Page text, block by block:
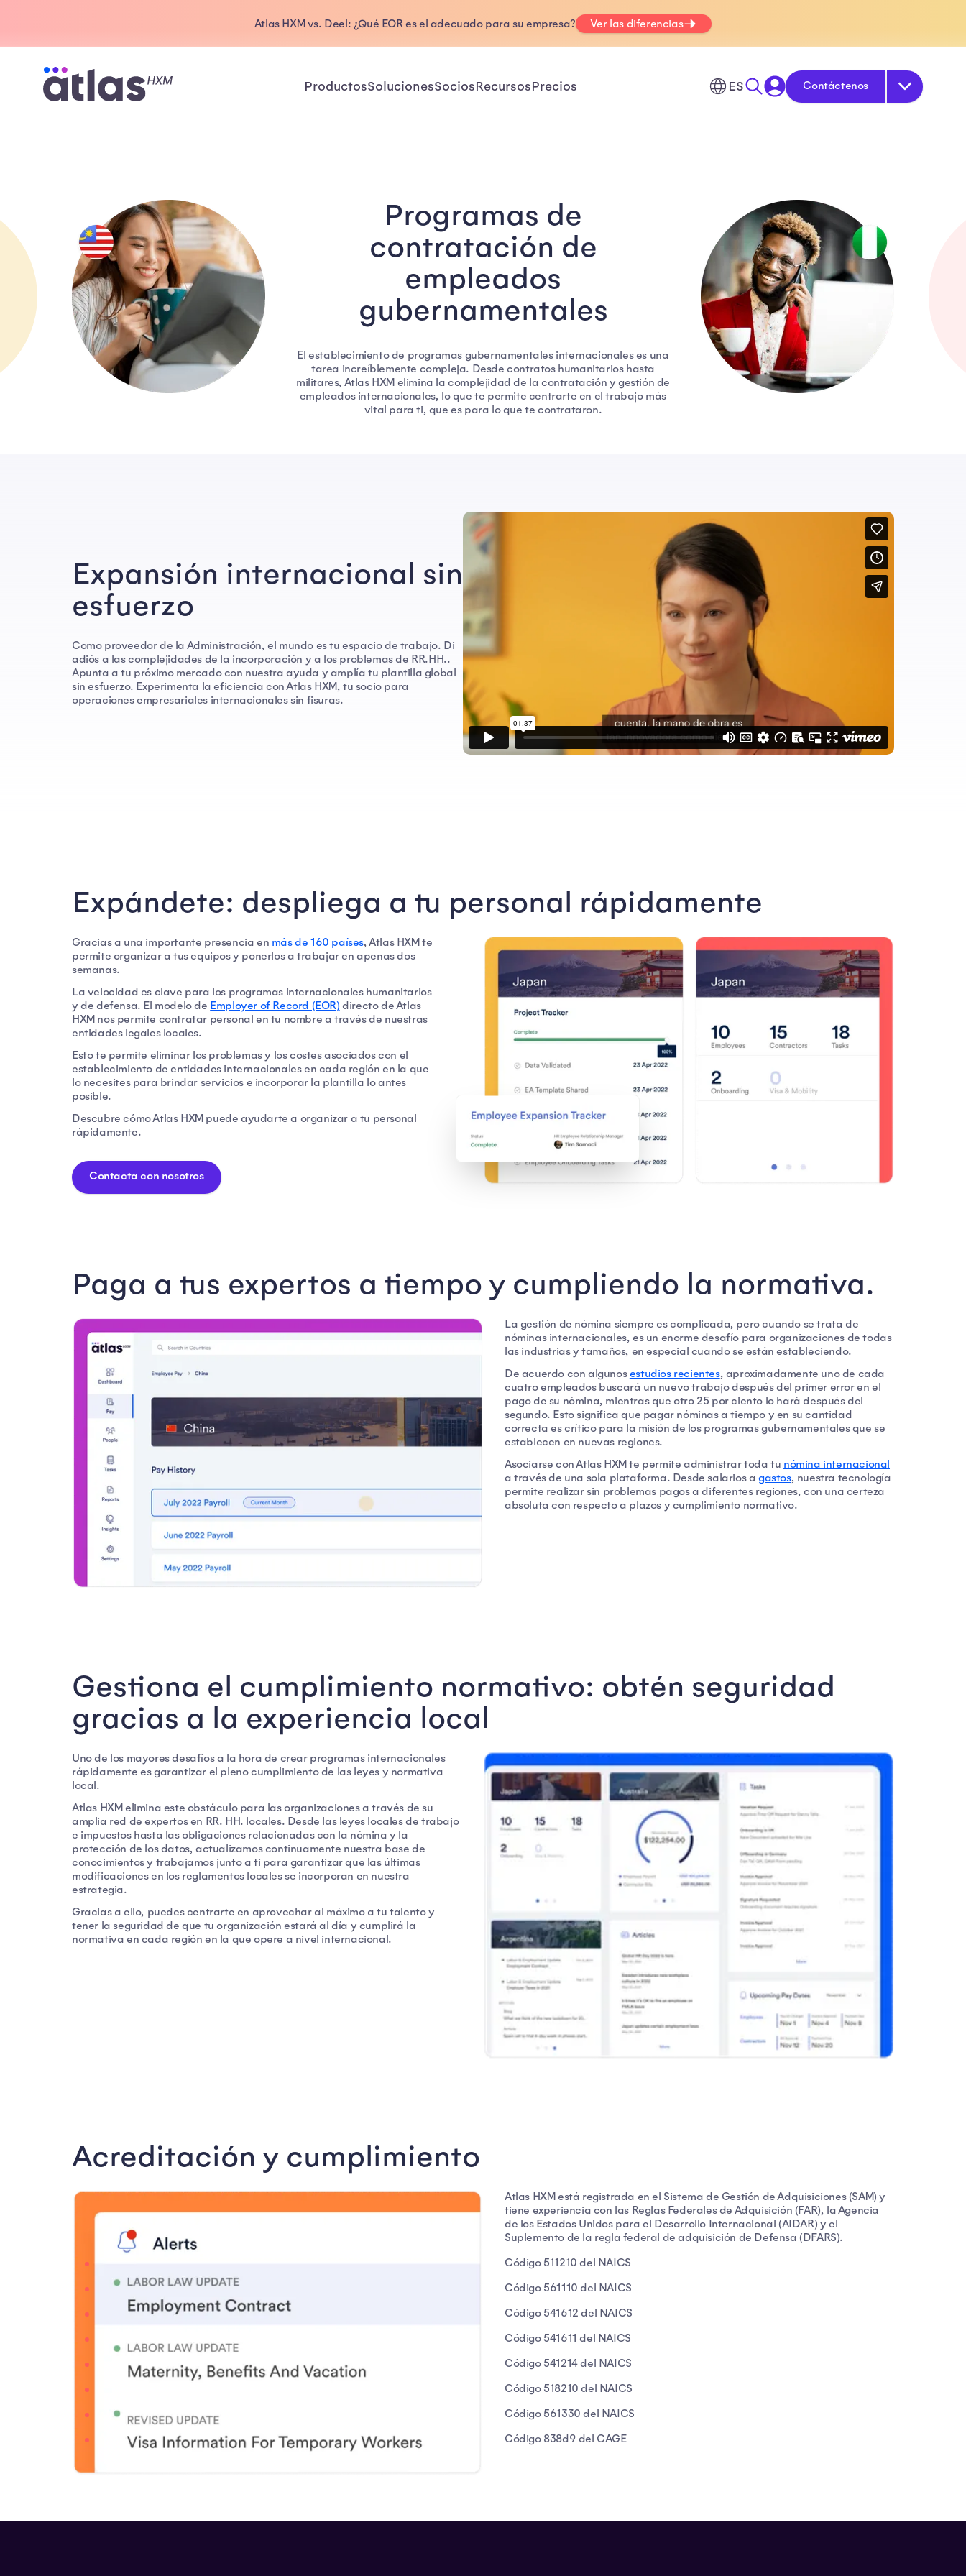
Atlas HXM vs. Deel: ¿Qué EOR es el adecuado para su empresa? Ver las diferencias
ProductosSolucionesSociosRecursosPrecios ES Contáctenos
Programas de
contratación de
empleados
gubernamentales
El establecimiento de programas gubernamentales internacionales es una
tarea increíblemente compleja. Desde contratos humanitarios hasta
militares, Atlas HXM elimina la complejidad de la contratación y gestión de
empleados internacionales, lo que te permite centrarte en el trabajo más
vital para ti, que es para lo que te contrataron.
Expansión internacional sin
esfuerzo
Como proveedor de la Administración, el mundo es tu espacio de trabajo. Di
adiós a las complejidades de la incorporación y a los problemas de RR.HH..
Apunta a tu próximo mercado con nuestra ayuda y amplía tu plantilla global
sin esfuerzo. Experimenta la eficiencia con Atlas HXM, tu socio para
operaciones empresariales internacionales sin fisuras.
Expándete: despliega a tu personal rápidamente
Gracias a una importante presencia en más de 160 países, Atlas HXM te
permite organizar a tus equipos y ponerlos a trabajar en apenas dos
semanas.
La velocidad es clave para los programas internacionales humanitarios
y de defensa. El modelo de Employer of Record (EOR)directo de Atlas
HXM nos permite contratar personal en tu nombre a través de nuestras
entidades legales locales.
Esto te permite eliminar los problemas y los costes asociados con el
establecimiento de entidades internacionales en cada región en la que
lo necesites para brindar servicios e incorporar la plantilla lo antes
posible.
Descubre cómo Atlas HXM puede ayudarte a organizar a tu personal
rápidamente.
Contacta con nosotros
Paga a tus expertos a tiempo y cumpliendo la normativa.
La gestión de nómina siempre es complicada, pero cuando se trata de
nóminas internacionales, es un enorme desafío para organizaciones de todas
las industrias y tamaños, en especial cuando se están estableciendo.
De acuerdo con algunosestudios recientes, aproximadamente uno de cada
cuatro empleados buscará un nuevo trabajo después del primer error en el
pago de su nómina, mientras que otro 25 por ciento lo hará después del
segundo. Esto significa que pagar nóminas a tiempo y en su cantidad
correcta es crítico para la misión de los programas gubernamentales que se
establecen en nuevas regiones.
Asociarse con Atlas HXM te permite administrar toda tu nómina internacional
a través de una sola plataforma. Desde salarios agastos, nuestra tecnología
permite realizar sin problemas pagos a diferentes regiones, con una certeza
absoluta con respecto a plazos y cumplimiento normativo.
Gestiona el cumplimiento normativo: obtén seguridad
gracias a la experiencia local
Uno de los mayores desafíos a la hora de crear programas internacionales
rápidamente es garantizar el pleno cumplimiento de las leyes y normativa
local.
Atlas HXM elimina este obstáculo para las organizaciones a través de su
amplia red de expertos en RR. HH. locales. Desde las leyes locales de trabajo
e impuestos hasta las obligaciones relacionadas con la nómina y la
protección de los datos, actualizamos continuamente nuestra base de
conocimientos y trabajamos junto a ti para garantizar que las últimas
modificaciones en los reglamentos locales se incorporan en nuestra
estrategia.
Gracias a ello, puedes centrarte en aprovechar al máximo a tu talento y
tener la seguridad de que tu organización estará al día y cumplirá la
normativa en cada región en la que opere a nivel internacional.
Acreditación y cumplimiento
Atlas HXM está registrada en el Sistema de Gestión de Adquisiciones (SAM) y
tiene experiencia con las Reglas Federales de Adquisición (FAR), la Agencia
de los Estados Unidos para el Desarrollo Internacional (AIDAR) y el
Suplemento de la regla federal de adquisición de Defensa (DFARS).
Código 511210 del NAICS
Código 561110 del NAICS
Código 541612 del NAICS
Código 541611 del NAICS
Código 541214 del NAICS
Código 518210 del NAICS
Código 561330 del NAICS
Código 838d9 del CAGE